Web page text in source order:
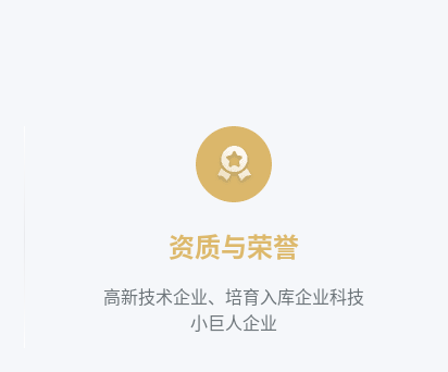
资质与荣誉
高新技术企业、培育入库企业科技
小巨人企业